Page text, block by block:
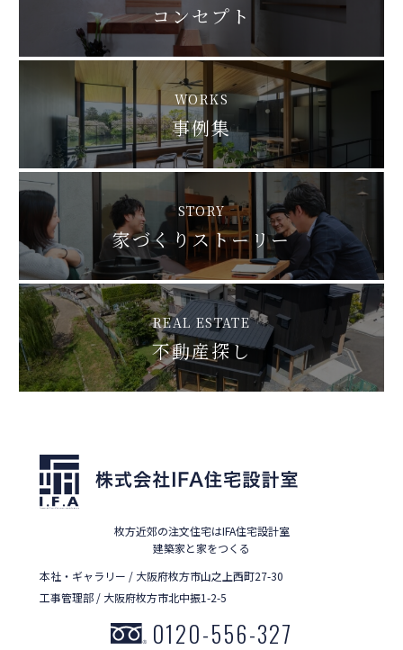
コンセプト
WORKS
事例集
STORY
家づくりストーリー
REAL ESTATE
不動産探し
枚方近郊の注文住宅はIFA住宅設計室
建築家と家をつくる
本社・ギャラリー / 大阪府枚方市山之上西町27-30
工事管理部 / 大阪府枚方市北中振1-2-5
0120-556-327